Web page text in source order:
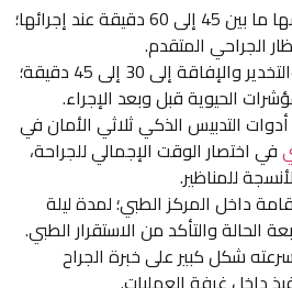
تستغرق الجراحة نفسها ما بين 45 إلى 60 دقيقة عند إجرائها؛
الجراحي المتقدم.
تمتد مرحلة التحضير والتخدير والإفاقة إلى 30 إلى 45 دقيقة؛
الحيوية قبل وبعد الإجراء.
التدبيس الذكي ثلاثي الأمان في
في اختصار الوقت الإجمالي للجراحة،
للمناظير.
داخل المركز الطبي؛ لمدة ليلة
الحالة والتأكد من الاستقرار الطبي.
شكل كبير على خبرة الجراح